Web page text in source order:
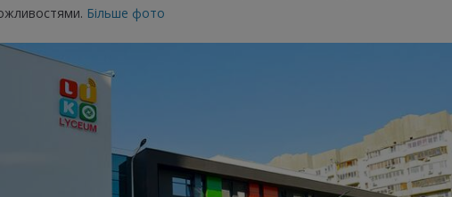
Більше фото